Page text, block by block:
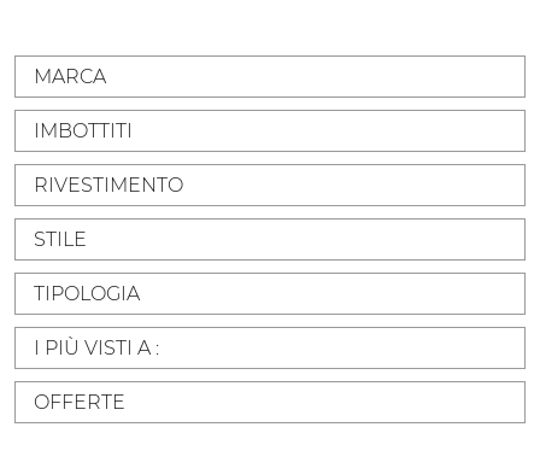
MARCA
IMBOTTITI
RIVESTIMENTO
STILE
TIPOLOGIA
I PIÙ VISTI A :
OFFERTE